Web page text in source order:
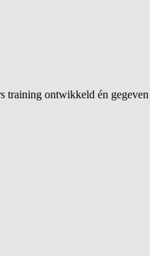
ontwikkeld én